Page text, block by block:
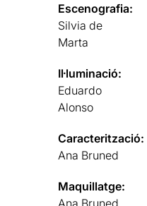
Escenografia:
Silvia de
Marta
Il·luminació:
Eduardo
Alonso
Caracterització:
Ana Bruned
Maquillatge:
Ana Bruned